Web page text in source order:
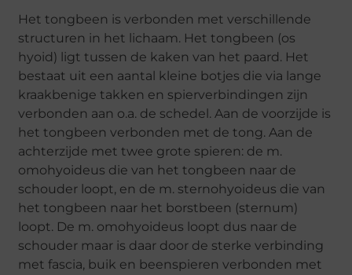
Het tongbeen is verbonden met verschillende
structuren in het lichaam. Het tongbeen (os
hyoid) ligt tussen de kaken van het paard. Het
bestaat uit een aantal kleine botjes die via lange
kraakbenige takken en spierverbindingen zijn
verbonden aan o.a. de schedel. Aan de voorzijde is
het tongbeen verbonden met de tong. Aan de
achterzijde met twee grote spieren: de m.
omohyoideus die van het tongbeen naar de
schouder loopt, en de m. sternohyoideus die van
het tongbeen naar het borstbeen (sternum)
loopt. De m. omohyoideus loopt dus naar de
schouder maar is daar door de sterke verbinding
met fascia, buik en beenspieren verbonden met